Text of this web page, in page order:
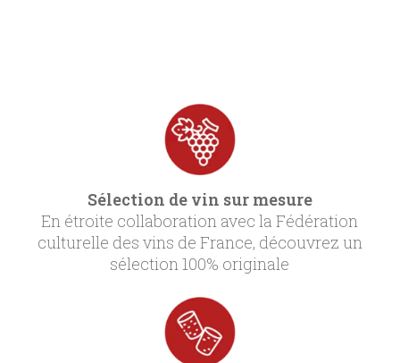
Sélection de vin sur mesure
En étroite collaboration avec la Fédération
culturelle des vins de France, découvrez un
sélection 100% originale